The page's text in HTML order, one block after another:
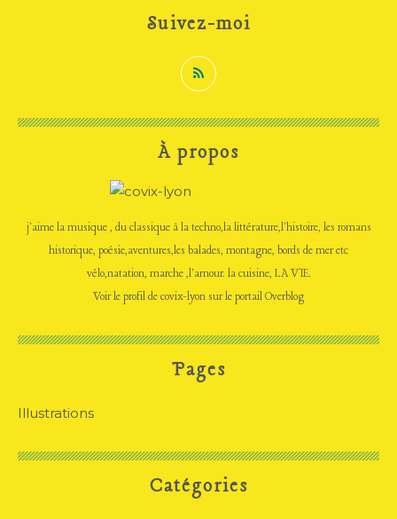
Catégories
Pages
Illustrations
Suivez-moi
À propos
j'aime la musique , du classique à la techno,la littérature,l'histoire, les romans
historique, poésie,aventures,les balades, montagne, bords de mer etc
vélo,natation, marche ,l'amour. la cuisine, LA VIE.
Voir le profil decovix-lyon sur le portail Overblog